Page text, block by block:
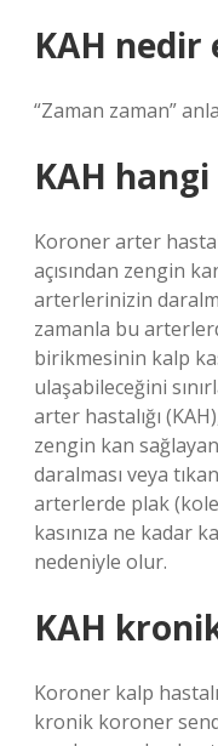
KAH
“Zaman zaman”
KAH
Koroner arter
açısından zengin
arterlerinizin
zamanla bu
birikmesinin kalp
ulaşabileceğini
arter hastalığı
zengin kan
daralması veya
arterlerde plak
kasınıza ne kadar
nedeniyle olur.
KAH
Koroner kalp
kronik koroner